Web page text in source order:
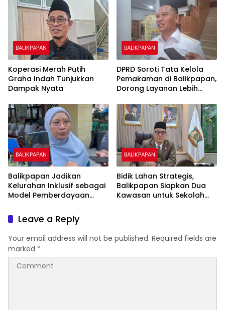
BALIKPAPAN
Koperasi Merah Putih
Graha Indah Tunjukkan
Dampak Nyata
BALIKPAPAN
DPRD Soroti Tata Kelola
Pemakaman di Balikpapan,
Dorong Layanan Lebih
Biaya Warga
BALIKPAPAN
Balikpapan Jadikan
Kelurahan Inklusif sebagai
Model Pemberdayaan
BALIKPAPAN
Bidik Lahan Strategis,
Balikpapan Siapkan Dua
Kawasan untuk Sekolah
Leave a Reply
Your email address will not be published. Required fields are
marked *